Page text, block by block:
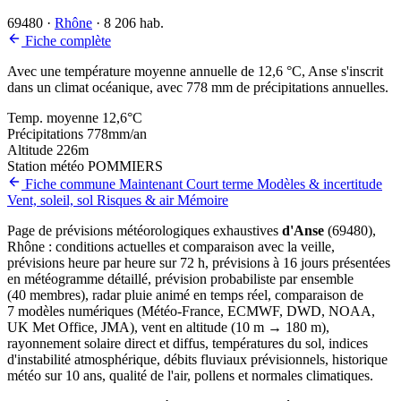
69480 · Rhône · 8 206 hab.
Fiche complète
Avec une température moyenne annuelle de 12,6 °C, Anse s'inscrit
dans un climat océanique, avec 778 mm de précipitations annuelles.
Temp. moyenne 12,6°C
Précipitations 778mm/an
Altitude 226m
Station météo POMMIERS
Fiche commune Maintenant Court terme Modèles & incertitude
Vent, soleil, sol Risques & air Mémoire
Page de prévisions météorologiques exhaustives d'Anse (69480),
Rhône : conditions actuelles et comparaison avec la veille,
prévisions heure par heure sur 72 h, prévisions à 16 jours présentées
en météogramme détaillé, prévision probabiliste par ensemble
(40 membres), radar pluie animé en temps réel, comparaison de
7 modèles numériques (Météo-France, ECMWF, DWD, NOAA,
UK Met Office, JMA), vent en altitude (10 m → 180 m),
rayonnement solaire direct et diffus, températures du sol, indices
d'instabilité atmosphérique, débits fluviaux prévisionnels, historique
météo sur 10 ans, qualité de l'air, pollens et normales climatiques.